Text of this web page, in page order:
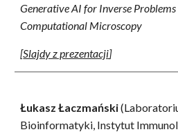
Generative AI for Inverse
Computational Microscopy
[Slajdy z prezentacji]
Łukasz Łaczmański
Bioinformatyki, Instytut